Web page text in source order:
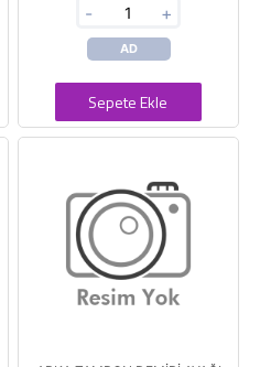
- +
AD
Sepete Ekle